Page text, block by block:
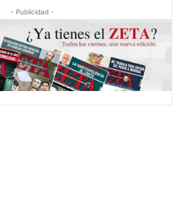
- Publicidad -